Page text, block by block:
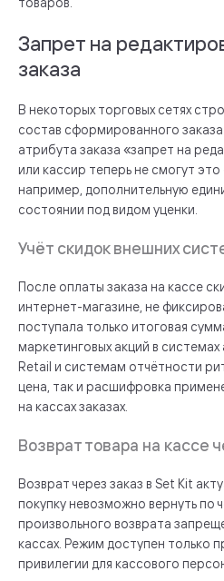
Запрет на
заказа
В некоторых торговых сетях
состав сформированного
атрибута заказа «запрет на
или кассир теперь не смогут это
например, дополнительную
состоянии под видом уценки.
Учёт скидок внешних
После оплаты заказа на кассе
интернет-магазине, не
поступала только итоговая
маркетинговых акций в системах
Retail и системам отчётности
цена, так и расшифровка
на кассах заказах.
Возврат товара на кассе
Возврат через заказ в Set Kit
покупку невозможно вернуть по
произвольного возврата
кассах. Режим доступен только
привилегии для кассового